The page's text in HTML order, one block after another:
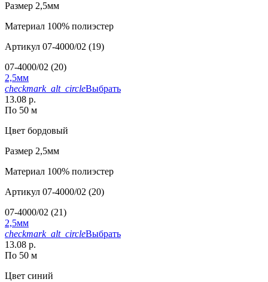
Размер 2,5мм
Материал 100% полиэстер
Артикул 07-4000/02 (19)
07-4000/02 (20)
2,5мм
checkmark_alt_circleВыбрать
13.08 р.
По 50 м
Цвет бордовый
Размер 2,5мм
Материал 100% полиэстер
Артикул 07-4000/02 (20)
07-4000/02 (21)
2,5мм
checkmark_alt_circleВыбрать
13.08 р.
По 50 м
Цвет синий